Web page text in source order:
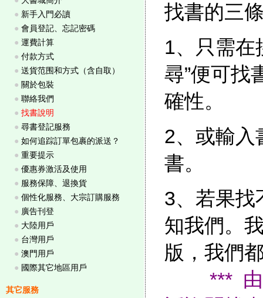
● 新手入門必讀
● 會員登記、忘記密碼
● 運費計算
● 付款方式
● 送貨范围和方式（含自取）
● 關於包裝
● 聯絡我們
● 找書說明
● 尋書登記服務
● 如何追踪訂單包裹的派送？
● 重要提示
● 優惠券激活及使用
● 服務保障、退換貨
● 個性化服務、大宗訂購服務
● 廣告刊登
● 大陸用戶
● 台灣用戶
● 澳門用戶
● 國際其它地區用戶
其它服務
找書的三
1、只需在
尋”便可找
確性。
2、或輸入
書。
3、若果找
知我們。
版，我們
***